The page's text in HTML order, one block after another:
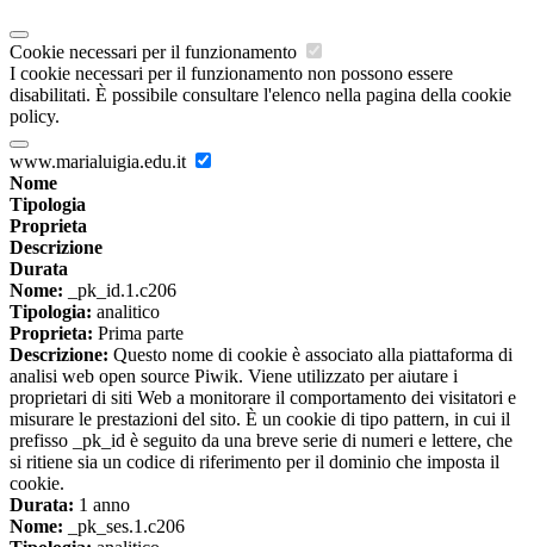
Cookie necessari per il funzionamento
I cookie necessari per il funzionamento non possono essere
disabilitati. È possibile consultare l'elenco nella pagina della cookie
policy.
www.marialuigia.edu.it
Nome
Tipologia
Proprieta
Descrizione
Durata
Nome: _pk_id.1.c206
Tipologia: analitico
Proprieta: Prima parte
Descrizione: Questo nome di cookie è associato alla piattaforma di
analisi web open source Piwik. Viene utilizzato per aiutare i
proprietari di siti Web a monitorare il comportamento dei visitatori e
misurare le prestazioni del sito. È un cookie di tipo pattern, in cui il
prefisso _pk_id è seguito da una breve serie di numeri e lettere, che
si ritiene sia un codice di riferimento per il dominio che imposta il
cookie.
Durata: 1 anno
Nome: _pk_ses.1.c206